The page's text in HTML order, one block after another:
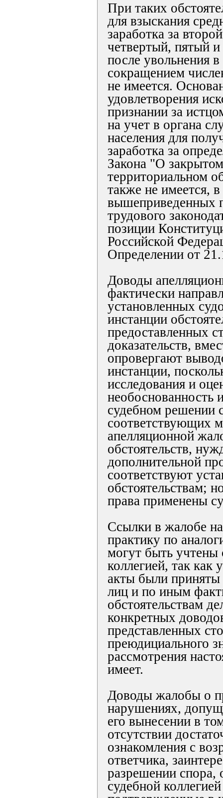
При таких
для взыскания
заработка за
четвертый, пятый
после увольнения в
сокращением
не имеется.
удовлетворения
признании за
на учет в органа
населения для
заработка за
Закона "О
территориальном
также не имеется,
вышеприведенных
трудового
позиции
Российской
Определении от
Доводы
фактически
установленных
инстанции
предоставленных
доказательств,
опровергают
инстанции,
исследования и
необоснованность
судебном решении
соответствующих
апелляционной
обстоятельств,
дополнительной
соответствуют
обстоятельствам;
права применены
Ссылки в жалобе
практику по
могут быть учтены
коллегией, так как
акты были
лиц и по иным
обстоятельствам
конкретных
представленных
преюдициального
рассмотрения
имеет.
Доводы жалобы о
нарушениях,
его вынесении в
отсутствии
ознакомления с
ответчика,
разрешении спора,
судебной